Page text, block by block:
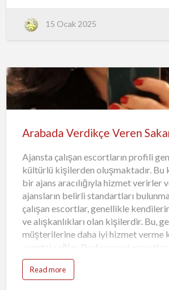
veya haftalık paketlerle hizmet
detaylar fiyatlandırmada
görüşleri, size ajans seçimi
Son olarak, ajansın sunduğu ekstra
taleplere verdiği cevaplar da fiyat
15 Ocak 2025
Ajansta çalışan escortların profili
kültürlü kişilerden oluşmaktadır. Bu
bir ajans aracılığıyla hizmet verirler
ajansların belirli standartları
çalışan escortlar, genellikle
ve alışkanlıkları olan kişilerdir. Bu,
müşterilerine daha iyi hizmet verme
avantaj sağlar. Profesyonel
kültür ve dil becerilerine sahip
genellikle farklı müşteri ihtiyaçlarına
Read more